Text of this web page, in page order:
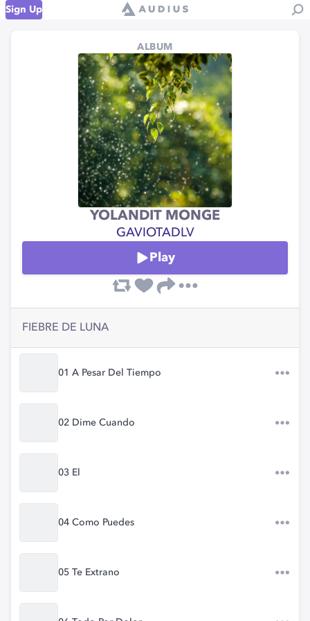
Sign Up
ALBUM
YOLANDIT MONGE
GAVIOTADLV
Play
FIEBRE DE LUNA
01 A Pesar Del Tiempo
02 Dime Cuando
03 El
04 Como Puedes
05 Te Extrano